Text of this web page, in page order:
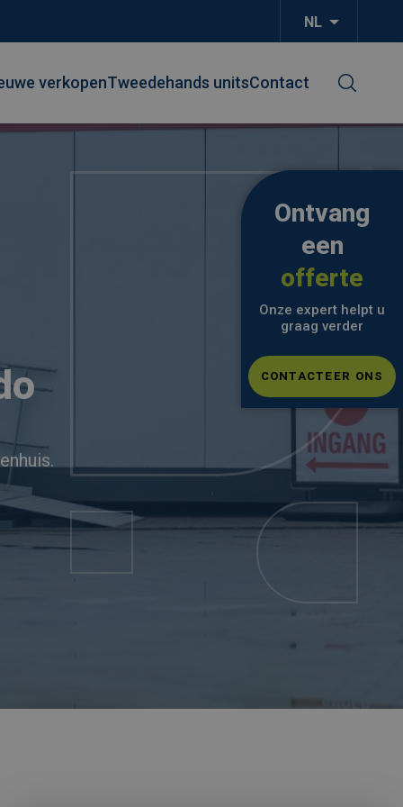
NL
verkopenTweedehands unitsContact
Ontvang
een
offerte
Onze expert helpt u
graag verder
CONTACTEER ONS